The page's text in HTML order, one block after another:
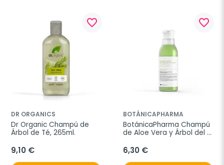
favorite_border
DR ORGANICS
Dr Organic Champú de
Árbol de Té, 265ml.
9,10 €
favorite_border
BOTÁNICAPHARMA
BotánicaPharma Champú
de Aloe Vera y Árbol del
6,30 €